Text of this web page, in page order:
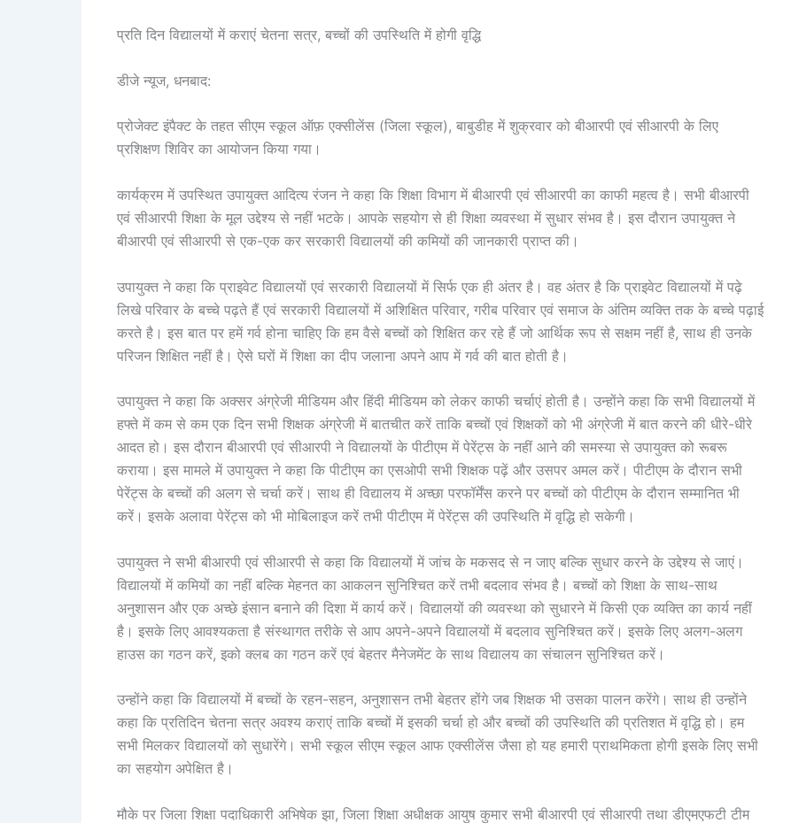
प्रति दिन विद्यालयों में कराएं चेतना सत्र, बच्चों की उपस्थिति में होगी वृद्धि
डीजे न्यूज, धनबाद:
प्रोजेक्ट इंपैक्ट के तहत सीएम स्कूल ऑफ़ एक्सीलेंस (जिला स्कूल), बाबुडीह में शुक्रवार को बीआरपी एवं सीआरपी के लिए
प्रशिक्षण शिविर का आयोजन किया गया।
कार्यक्रम में उपस्थित उपायुक्त आदित्य रंजन ने कहा कि शिक्षा विभाग में बीआरपी एवं सीआरपी का काफी महत्व है। सभी बीआरपी
एवं सीआरपी शिक्षा के मूल उद्देश्य से नहीं भटके। आपके सहयोग से ही शिक्षा व्यवस्था में सुधार संभव है। इस दौरान उपायुक्त ने
बीआरपी एवं सीआरपी से एक-एक कर सरकारी विद्यालयों की कमियों की जानकारी प्राप्त की।
उपायुक्त ने कहा कि प्राइवेट विद्यालयों एवं सरकारी विद्यालयों में सिर्फ एक ही अंतर है। वह अंतर है कि प्राइवेट विद्यालयों में पढ़े
लिखे परिवार के बच्चे पढ़ते हैं एवं सरकारी विद्यालयों में अशिक्षित परिवार, गरीब परिवार एवं समाज के अंतिम व्यक्ति तक के बच्चे पढ़ाई
करते है। इस बात पर हमें गर्व होना चाहिए कि हम वैसे बच्चों को शिक्षित कर रहे हैं जो आर्थिक रूप से सक्षम नहीं है, साथ ही उनके
परिजन शिक्षित नहीं है। ऐसे घरों में शिक्षा का दीप जलाना अपने आप में गर्व की बात होती है।
उपायुक्त ने कहा कि अक्सर अंग्रेजी मीडियम और हिंदी मीडियम को लेकर काफी चर्चाएं होती है। उन्होंने कहा कि सभी विद्यालयों में
हफ्ते में कम से कम एक दिन सभी शिक्षक अंग्रेजी में बातचीत करें ताकि बच्चों एवं शिक्षकों को भी अंग्रेजी में बात करने की धीरे-धीरे
आदत हो। इस दौरान बीआरपी एवं सीआरपी ने विद्यालयों के पीटीएम में पेरेंट्स के नहीं आने की समस्या से उपायुक्त को रूबरू
कराया। इस मामले में उपायुक्त ने कहा कि पीटीएम का एसओपी सभी शिक्षक पढ़ें और उसपर अमल करें। पीटीएम के दौरान सभी
पेरेंट्स के बच्चों की अलग से चर्चा करें। साथ ही विद्यालय में अच्छा परफॉर्मेंस करने पर बच्चों को पीटीएम के दौरान सम्मानित भी
करें। इसके अलावा पेरेंट्स को भी मोबिलाइज करें तभी पीटीएम में पेरेंट्स की उपस्थिति में वृद्धि हो सकेगी।
उपायुक्त ने सभी बीआरपी एवं सीआरपी से कहा कि विद्यालयों में जांच के मकसद से न जाए बल्कि सुधार करने के उद्देश्य से जाएं।
विद्यालयों में कमियों का नहीं बल्कि मेहनत का आकलन सुनिश्चित करें तभी बदलाव संभव है। बच्चों को शिक्षा के साथ-साथ
अनुशासन और एक अच्छे इंसान बनाने की दिशा में कार्य करें। विद्यालयों की व्यवस्था को सुधारने में किसी एक व्यक्ति का कार्य नहीं
है। इसके लिए आवश्यकता है संस्थागत तरीके से आप अपने-अपने विद्यालयों में बदलाव सुनिश्चित करें। इसके लिए अलग-अलग
हाउस का गठन करें, इको क्लब का गठन करें एवं बेहतर मैनेजमेंट के साथ विद्यालय का संचालन सुनिश्चित करें।
उन्होंने कहा कि विद्यालयों में बच्चों के रहन-सहन, अनुशासन तभी बेहतर होंगे जब शिक्षक भी उसका पालन करेंगे। साथ ही उन्होंने
कहा कि प्रतिदिन चेतना सत्र अवश्य कराएं ताकि बच्चों में इसकी चर्चा हो और बच्चों की उपस्थिति की प्रतिशत में वृद्धि हो। हम
सभी मिलकर विद्यालयों को सुधारेंगे। सभी स्कूल सीएम स्कूल आफ एक्सीलेंस जैसा हो यह हमारी प्राथमिकता होगी इसके लिए सभी
का सहयोग अपेक्षित है।
मौके पर जिला शिक्षा पदाधिकारी अभिषेक झा, जिला शिक्षा अधीक्षक आयुष कुमार सभी बीआरपी एवं सीआरपी तथा डीएमएफटी टीम